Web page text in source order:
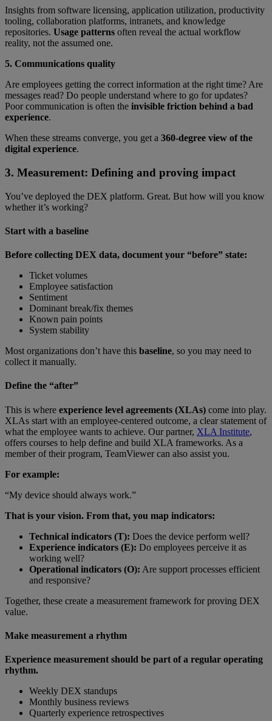
Insights from software licensing, application utilization, productivity
tooling, collaboration platforms, intranets, and knowledge
repositories. Usage patterns often reveal the actual workflow
reality, not the assumed one.
5. Communications quality
Are employees getting the correct information at the right time? Are
messages read? Do people understand where to go for updates?
Poor communication is often the invisible friction behind a bad
experience.
When these streams converge, you get a 360-degree view of the
digital experience.
3. Measurement: Defining and proving impact
You’ve deployed the DEX platform. Great. But how will you know
whether it’s working?
Start with a baseline
Before collecting DEX data, document your “before” state:
Ticket volumes
Employee satisfaction
Sentiment
Dominant break/fix themes
Known pain points
System stability
Most organizations don’t have this baseline, so you may need to
collect it manually.
Define the “after”
This is where experience level agreements (XLAs) come into play.
XLAs start with an employee-centered outcome, a clear statement of
what the employee wants to achieve. Our partner, XLA Institute,
offers courses to help define and build XLA frameworks. As a
member of their program, TeamViewer can also assist you.
For example:
“My device should always work.”
That is your vision. From that, you map indicators:
Technical indicators (T): Does the device perform well?
Experience indicators (E): Do employees perceive it as
working well?
Operational indicators (O): Are support processes efficient
and responsive?
Together, these create a measurement framework for proving DEX
value.
Make measurement a rhythm
Experience measurement should be part of a regular operating
rhythm.
Weekly DEX standups
Monthly business reviews
Quarterly experience retrospectives